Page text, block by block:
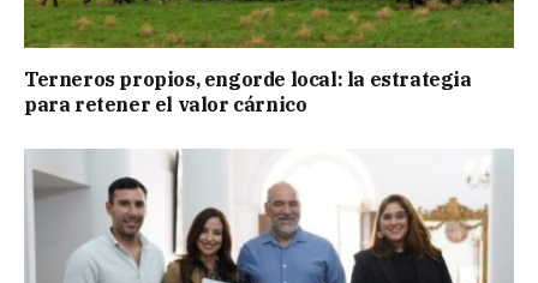
Terneros propios, engorde local: la estrategia
para retener el valor cárnico